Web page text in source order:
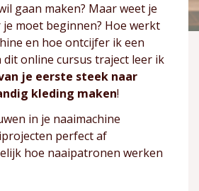
gaan maken? Maar weet je
moet beginnen? Hoe werkt
en hoe ontcijfer ik een
dit online cursus traject leer ik
je eerste steek naar
kleding maken!
in je naaimachine
perfect af
hoe naaipatronen werken